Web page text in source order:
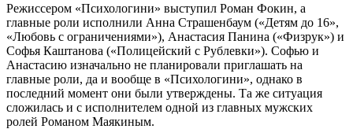
Режиссером «Психологини» выступил Роман Фокин, а
главные роли исполнили Анна Страшенбаум («Детям до 16»,
«Любовь с ограничениями»), Анастасия Панина («Физрук») и
Софья Каштанова («Полицейский с Рублевки»). Софью и
Анастасию изначально не планировали приглашать на
главные роли, да и вообще в «Психологини», однако в
последний момент они были утверждены. Та же ситуация
сложилась и с исполнителем одной из главных мужских
ролей Романом Маякиным.